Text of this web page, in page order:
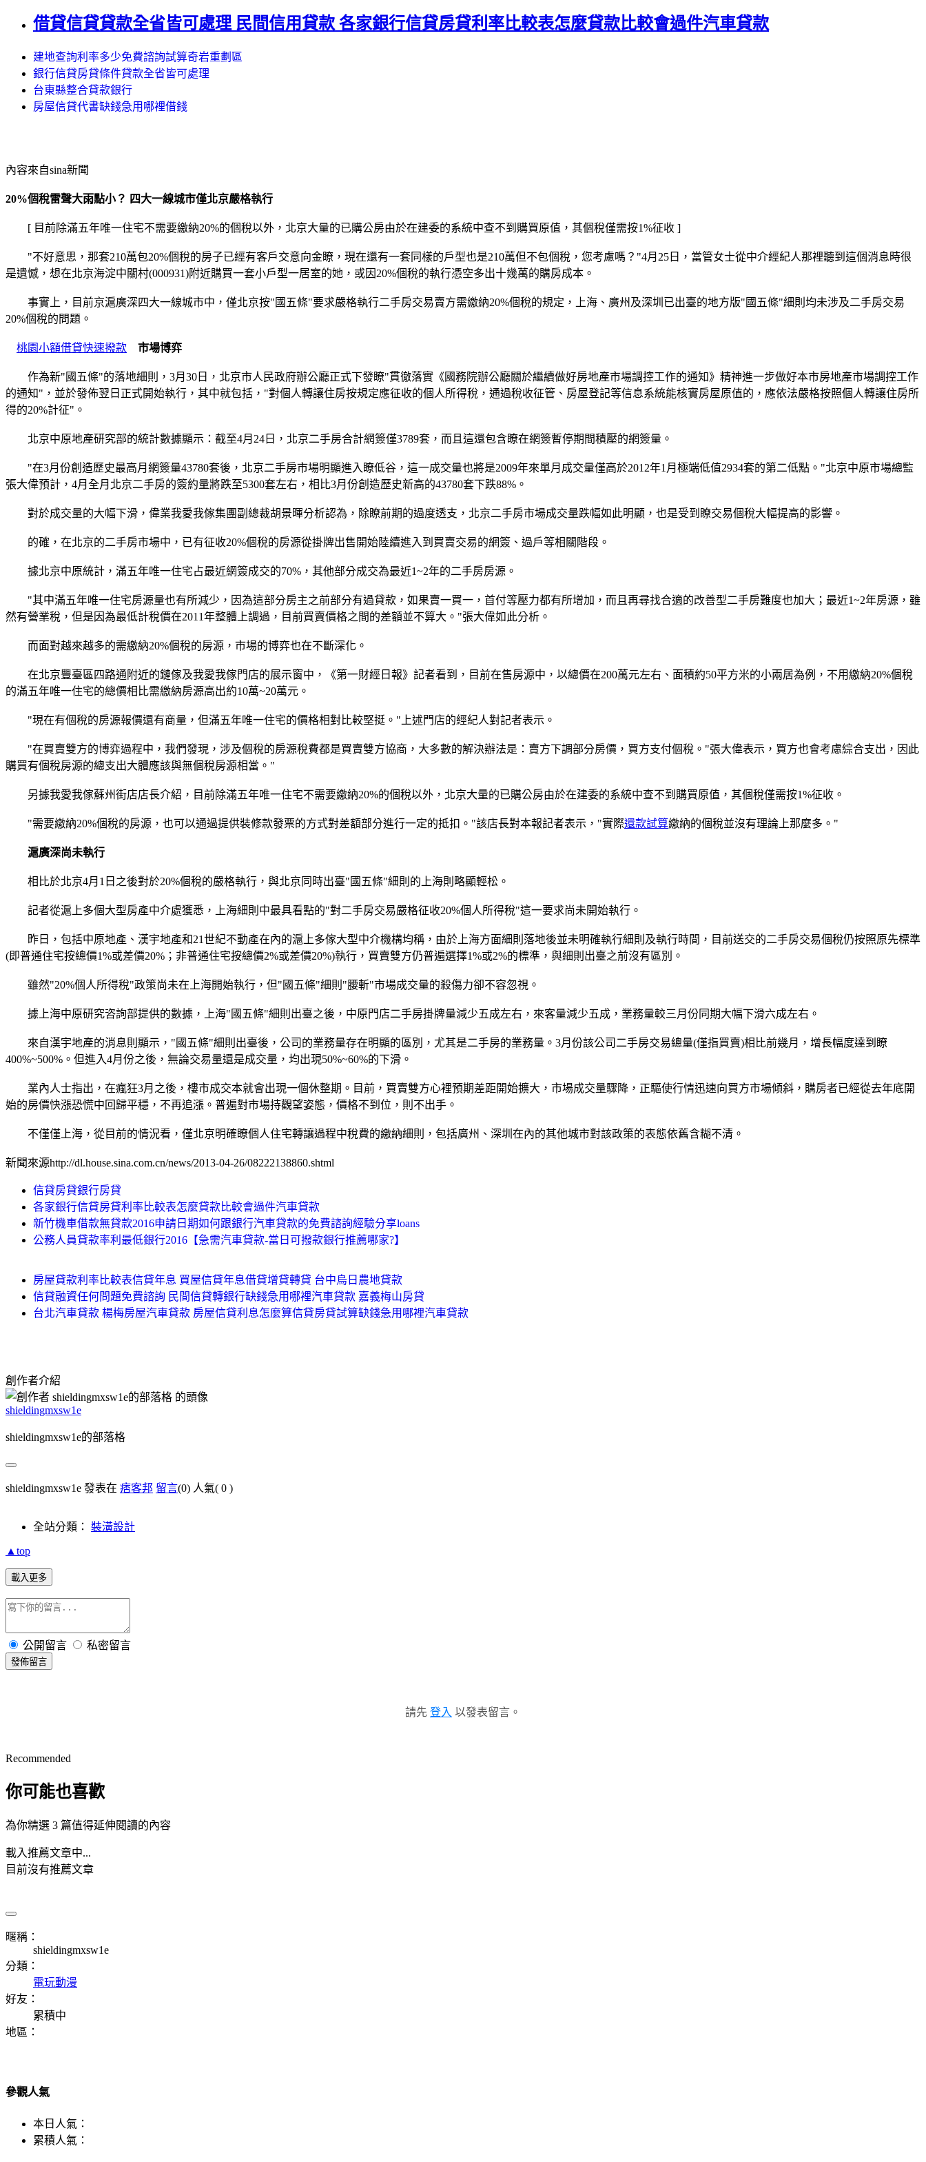
借貸信貸貸款全省皆可處理 民間信用貸款 各家銀行信貸房貸利率比較表怎麼貸款比較會過件汽車貸款
建地查詢利率多少免費諮詢試算奇岩重劃區
銀行信貸房貸條件貸款全省皆可處理
台東縣整合貸款銀行
房屋信貸代書缺錢急用哪裡借錢
內容來自sina新聞
20%個稅雷聲大雨點小？ 四大一線城市僅北京嚴格執行
[ 目前除滿五年唯一住宅不需要繳納20%的個稅以外，北京大量的已購公房由於在建委的系統中查不到購買原值，其個稅僅需按1%征收 ]
"不好意思，那套210萬包20%個稅的房子已經有客戶交意向金瞭，現在還有一套同樣的戶型也是210萬但不包個稅，您考慮嗎？"4月25日，當管女士從中介經紀人那裡聽到這個消息時很
是遺憾，想在北京海淀中關村(000931)附近購買一套小戶型一居室的她，或因20%個稅的執行憑空多出十幾萬的購房成本。
事實上，目前京滬廣深四大一線城市中，僅北京按"國五條"要求嚴格執行二手房交易賣方需繳納20%個稅的規定，上海、廣州及深圳已出臺的地方版"國五條"細則均未涉及二手房交易
20%個稅的問題。
桃園小額借貸快速撥款 市場博弈
作為新"國五條"的落地細則，3月30日，北京市人民政府辦公廳正式下發瞭"貫徹落實《國務院辦公廳關於繼續做好房地產市場調控工作的通知》精神進一步做好本市房地產市場調控工作
的通知"，並於發佈翌日正式開始執行，其中就包括，"對個人轉讓住房按規定應征收的個人所得稅，通過稅收征管、房屋登記等信息系統能核實房屋原值的，應依法嚴格按照個人轉讓住房所
得的20%計征"。
北京中原地產研究部的統計數據顯示：截至4月24日，北京二手房合計網簽僅3789套，而且這還包含瞭在網簽暫停期間積壓的網簽量。
"在3月份創造歷史最高月網簽量43780套後，北京二手房市場明顯進入瞭低谷，這一成交量也將是2009年來單月成交量僅高於2012年1月極端低值2934套的第二低點。"北京中原市場總監
張大偉預計，4月全月北京二手房的簽約量將跌至5300套左右，相比3月份創造歷史新高的43780套下跌88%。
對於成交量的大幅下滑，偉業我愛我傢集團副總裁胡景暉分析認為，除瞭前期的過度透支，北京二手房市場成交量跌幅如此明顯，也是受到瞭交易個稅大幅提高的影響。
的確，在北京的二手房市場中，已有征收20%個稅的房源從掛牌出售開始陸續進入到買賣交易的網簽、過戶等相關階段。
據北京中原統計，滿五年唯一住宅占最近網簽成交的70%，其他部分成交為最近1~2年的二手房房源。
"其中滿五年唯一住宅房源量也有所減少，因為這部分房主之前部分有過貸款，如果賣一買一，首付等壓力都有所增加，而且再尋找合適的改善型二手房難度也加大；最近1~2年房源，雖
然有營業稅，但是因為最低計稅價在2011年整體上調過，目前買賣價格之間的差額並不算大。"張大偉如此分析。
而面對越來越多的需繳納20%個稅的房源，市場的博弈也在不斷深化。
在北京豐臺區四路通附近的鏈傢及我愛我傢門店的展示窗中，《第一財經日報》記者看到，目前在售房源中，以總價在200萬元左右、面積約50平方米的小兩居為例，不用繳納20%個稅
的滿五年唯一住宅的總價相比需繳納房源高出約10萬~20萬元。
"現在有個稅的房源報價還有商量，但滿五年唯一住宅的價格相對比較堅挺。"上述門店的經紀人對記者表示。
"在買賣雙方的博弈過程中，我們發現，涉及個稅的房源稅費都是買賣雙方協商，大多數的解決辦法是：賣方下調部分房價，買方支付個稅。"張大偉表示，買方也會考慮綜合支出，因此
購買有個稅房源的總支出大體應該與無個稅房源相當。"
另據我愛我傢蘇州街店店長介紹，目前除滿五年唯一住宅不需要繳納20%的個稅以外，北京大量的已購公房由於在建委的系統中查不到購買原值，其個稅僅需按1%征收。
"需要繳納20%個稅的房源，也可以通過提供裝修款發票的方式對差額部分進行一定的抵扣。"該店長對本報記者表示，"實際還款試算繳納的個稅並沒有理論上那麼多。"
滬廣深尚未執行
相比於北京4月1日之後對於20%個稅的嚴格執行，與北京同時出臺"國五條"細則的上海則略顯輕松。
記者從滬上多個大型房產中介處獲悉，上海細則中最具看點的"對二手房交易嚴格征收20%個人所得稅"這一要求尚未開始執行。
昨日，包括中原地產、漢宇地產和21世紀不動產在內的滬上多傢大型中介機構均稱，由於上海方面細則落地後並未明確執行細則及執行時間，目前送交的二手房交易個稅仍按照原先標準
(即普通住宅按總價1%或差價20%；非普通住宅按總價2%或差價20%)執行，買賣雙方仍普遍選擇1%或2%的標準，與細則出臺之前沒有區別。
雖然"20%個人所得稅"政策尚未在上海開始執行，但"國五條"細則"腰斬"市場成交量的殺傷力卻不容忽視。
據上海中原研究咨詢部提供的數據，上海"國五條"細則出臺之後，中原門店二手房掛牌量減少五成左右，來客量減少五成，業務量較三月份同期大幅下滑六成左右。
來自漢宇地產的消息則顯示，"國五條"細則出臺後，公司的業務量存在明顯的區別，尤其是二手房的業務量。3月份該公司二手房交易總量(僅指買賣)相比前幾月，增長幅度達到瞭
400%~500%。但進入4月份之後，無論交易量還是成交量，均出現50%~60%的下滑。
業內人士指出，在瘋狂3月之後，樓市成交本就會出現一個休整期。目前，買賣雙方心裡預期差距開始擴大，市場成交量驟降，正驅使行情迅速向買方市場傾斜，購房者已經從去年底開
始的房價快漲恐慌中回歸平穩，不再追漲。普遍對市場持觀望姿態，價格不到位，則不出手。
不僅僅上海，從目前的情況看，僅北京明確瞭個人住宅轉讓過程中稅費的繳納細則，包括廣州、深圳在內的其他城市對該政策的表態依舊含糊不清。
新聞來源http://dl.house.sina.com.cn/news/2013-04-26/08222138860.shtml
信貸房貸銀行房貸
各家銀行信貸房貸利率比較表怎麼貸款比較會過件汽車貸款
新竹機車借款無貸款2016申請日期如何跟銀行汽車貸款的免費諮詢經驗分享loans
公務人員貸款率利最低銀行2016【急需汽車貸款-當日可撥款銀行推薦哪家?】
房屋貸款利率比較表信貸年息 買屋信貸年息借貸增貸轉貸 台中烏日農地貸款
信貸融資任何問題免費諮詢 民間信貸轉銀行缺錢急用哪裡汽車貸款 嘉義梅山房貸
台北汽車貸款 楊梅房屋汽車貸款 房屋信貸利息怎麼算信貸房貸試算缺錢急用哪裡汽車貸款
創作者介紹
shieldingmxsw1e
shieldingmxsw1e的部落格
shieldingmxsw1e 發表在 痞客邦 留言(0) 人氣( 0 )
全站分類： 裝潢設計
▲top
載入更多
公開留言 私密留言
發佈留言
請先 登入 以發表留言。
Recommended
你可能也喜歡
為你精選 3 篇值得延伸閱讀的內容
載入推薦文章中...
目前沒有推薦文章
暱稱：
shieldingmxsw1e
分類：
電玩動漫
好友：
累積中
地區：
參觀人氣
本日人氣：
累積人氣：